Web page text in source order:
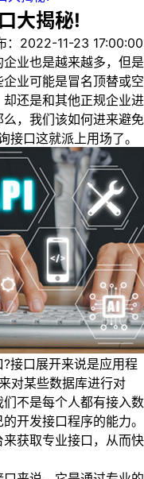
大揭秘!
2022-11-23 17:00:00
业也是越来越多，但是
业可能是冒名顶替或空
还是和其他正规企业进
，我们该如何进来避免
接口这就派上用场了。
口展开来说是应用程
对某些数据库进行对
不是每个人都有接入数
开发接口程序的能力。
获取专业接口，从而快